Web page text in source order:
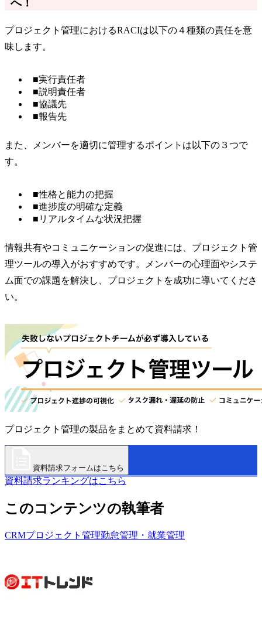
へ！
プロジェクト管理におけるRACIは以下の４種類の責任を意
味します。
■実行責任者
■説明責任者
■協議先
■報告先
また、メンバーを適切に管理するポイントは以下の３つで
す。
■性格と能力の把握
■進捗度の明確な定義
■リアルタイムな状況把握
情報共有やコミュニケーションの促進には、プロジェクト管
理ツールの導入がおすすめです。メンバーの心理面やシステ
ム面での課題を解決し、プロジェクトを成功に導いてくださ
い。
プロジェクト管理の製品をまとめて資料請求！
資料請求フォームはこちら
資料請求ランキングはこちら
このコンテンツの執筆者
CRMプロジェクト管理勤怠管理・就業管理